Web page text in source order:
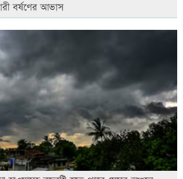
বর্ষণের আভাস